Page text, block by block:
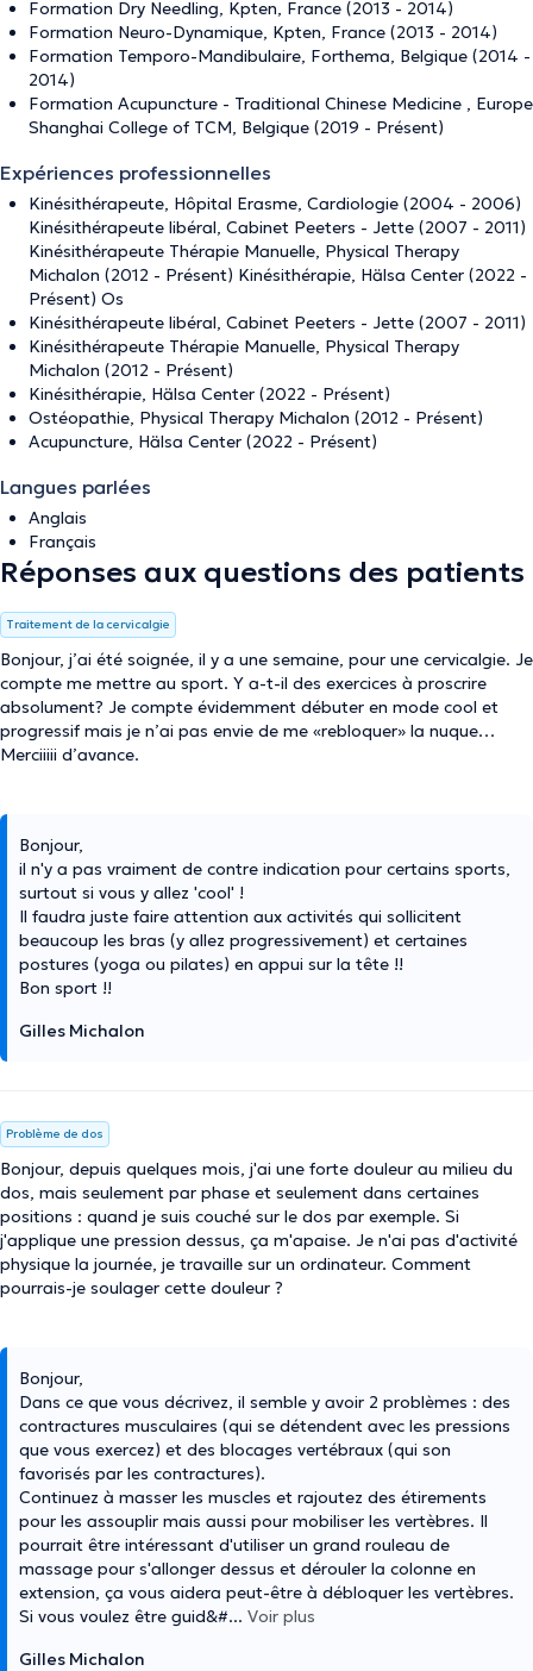
Formation Dry Needling, Kpten, France (2013 - 2014)
Formation Neuro-Dynamique, Kpten, France (2013 - 2014)
Formation Temporo-Mandibulaire, Forthema, Belgique (2014 -
2014)
Formation Acupuncture - Traditional Chinese Medicine , Europe
Shanghai College of TCM, Belgique (2019 - Présent)
Expériences professionnelles
Kinésithérapeute, Hôpital Erasme, Cardiologie (2004 - 2006)
Kinésithérapeute libéral, Cabinet Peeters - Jette (2007 - 2011)
Kinésithérapeute Thérapie Manuelle, Physical Therapy
Michalon (2012 - Présent) Kinésithérapie, Hälsa Center (2022 -
Présent) Os
Kinésithérapeute libéral, Cabinet Peeters - Jette (2007 - 2011)
Kinésithérapeute Thérapie Manuelle, Physical Therapy
Michalon (2012 - Présent)
Kinésithérapie, Hälsa Center (2022 - Présent)
Ostéopathie, Physical Therapy Michalon (2012 - Présent)
Acupuncture, Hälsa Center (2022 - Présent)
Langues parlées
Anglais
Français
Réponses aux questions des patients
Traitement de la cervicalgie
Bonjour, j’ai été soignée, il y a une semaine, pour une cervicalgie. Je
compte me mettre au sport. Y a-t-il des exercices à proscrire
absolument? Je compte évidemment débuter en mode cool et
progressif mais je n’ai pas envie de me «rebloquer» la nuque…
Merciiiii d’avance.
Bonjour,
il n'y a pas vraiment de contre indication pour certains sports,
surtout si vous y allez 'cool' !
Il faudra juste faire attention aux activités qui sollicitent
beaucoup les bras (y allez progressivement) et certaines
postures (yoga ou pilates) en appui sur la tête !!
Bon sport !!
Gilles Michalon
Problème de dos
Bonjour, depuis quelques mois, j'ai une forte douleur au milieu du
dos, mais seulement par phase et seulement dans certaines
positions : quand je suis couché sur le dos par exemple. Si
j'applique une pression dessus, ça m'apaise. Je n'ai pas d'activité
physique la journée, je travaille sur un ordinateur. Comment
pourrais-je soulager cette douleur ?
Bonjour,
Dans ce que vous décrivez, il semble y avoir 2 problèmes : des
contractures musculaires (qui se détendent avec les pressions
que vous exercez) et des blocages vertébraux (qui son
favorisés par les contractures).
Continuez à masser les muscles et rajoutez des étirements
pour les assouplir mais aussi pour mobiliser les vertèbres. Il
pourrait être intéressant d'utiliser un grand rouleau de
massage pour s'allonger dessus et dérouler la colonne en
extension, ça vous aidera peut-être à débloquer les vertèbres.
Si vous voulez être guid&#... Voir plus
Gilles Michalon